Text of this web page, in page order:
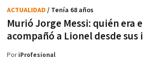
Murió Jorge Messi: quién era
acompañó a Lionel desde sus
ACTUALIDAD / Tenía 68 años